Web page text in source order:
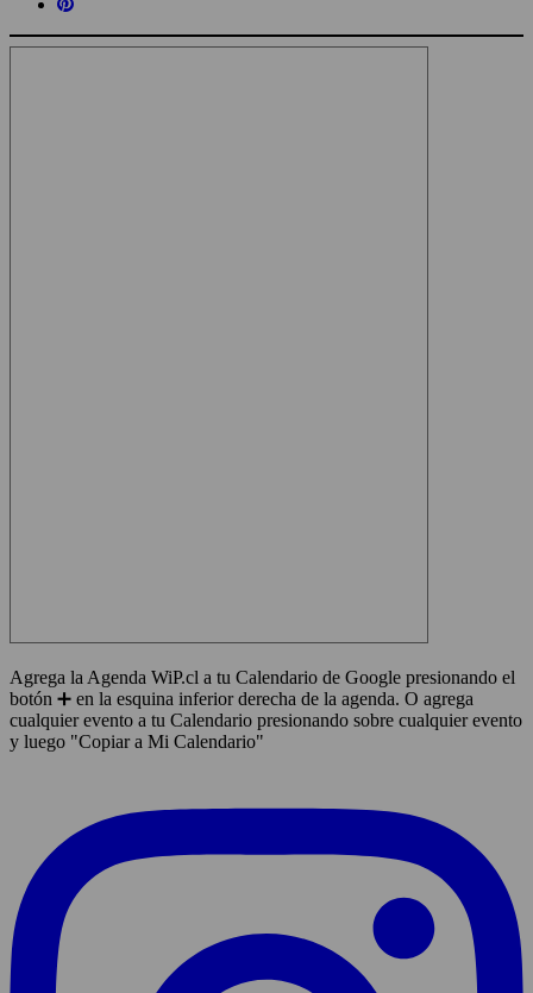
Agrega la Agenda WiP.cl a tu Calendario de Google presionando el
botón ➕ en la esquina inferior derecha de la agenda. O agrega
cualquier evento a tu Calendario presionando sobre cualquier evento
y luego "Copiar a Mi Calendario"